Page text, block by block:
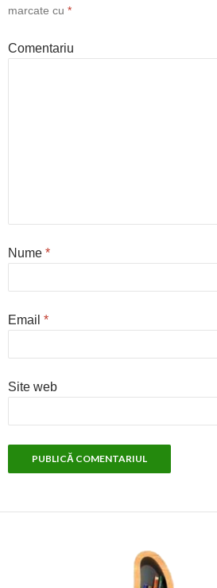
marcate cu *
Comentariu
Nume *
Email *
Site web